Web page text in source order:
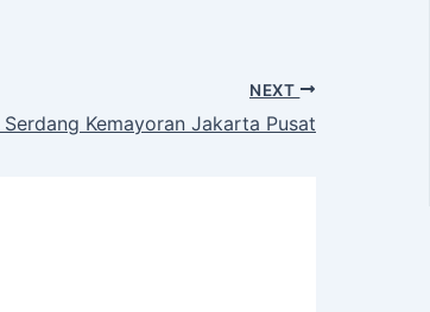
NEXT
Kemayoran Jakarta Pusat